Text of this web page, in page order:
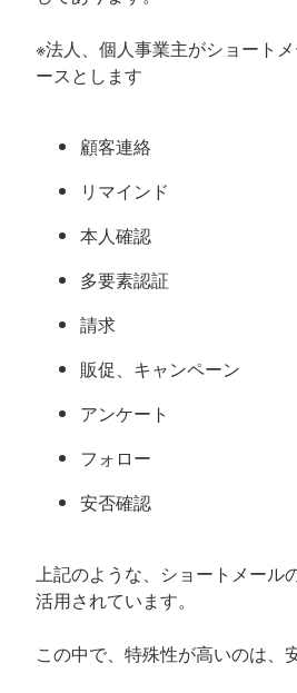
※法人、個人事業主がショート
ースとします
顧客連絡
リマインド
本人確認
多要素認証
請求
販促、キャンペーン
アンケート
フォロー
安否確認
上記のような、ショートメール
活用されています。
この中で、特殊性が高いのは、